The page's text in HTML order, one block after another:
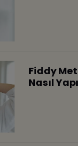
Fiddy
Nasıl